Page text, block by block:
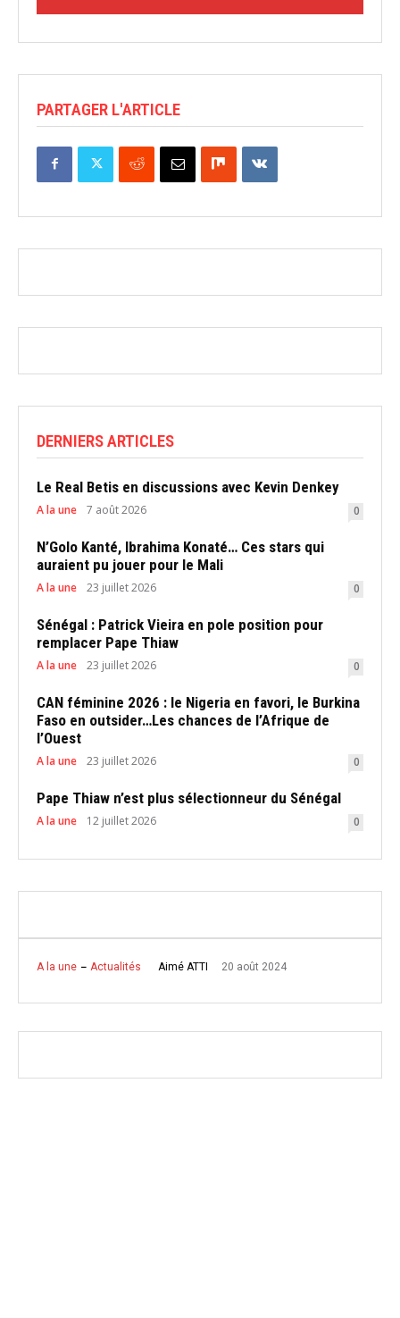
PARTAGER L'ARTICLE
DERNIERS ARTICLES
Le Real Betis en discussions avec Kevin Denkey
A la une 7 août 2026 0
N’Golo Kanté, Ibrahima Konaté… Ces stars qui
auraient pu jouer pour le Mali
A la une 23 juillet 2026 0
Sénégal : Patrick Vieira en pole position pour
remplacer Pape Thiaw
A la une 23 juillet 2026 0
CAN féminine 2026 : le Nigeria en favori, le Burkina
Faso en outsider…Les chances de l’Afrique de
l’Ouest
A la une 23 juillet 2026 0
Pape Thiaw n’est plus sélectionneur du Sénégal
A la une 12 juillet 2026 0
A la une Actualités Aimé ATTI 20 août 2024